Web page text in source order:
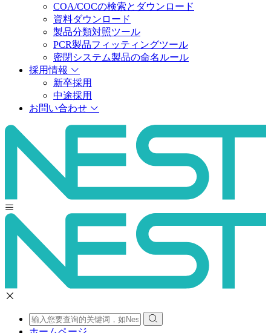
COA/COCの検索とダウンロード
資料ダウンロード
製品分類対照ツール
PCR製品フィッティングツール
密閉システム製品の命名ルール
採用情報
新卒採用
中途採用
お問い合わせ